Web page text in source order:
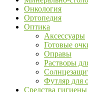
Онкология
Ортопедия
Оптика
Аксессуары
Готовые
Оправы
Растворы
Футляр для
Средства гигиены